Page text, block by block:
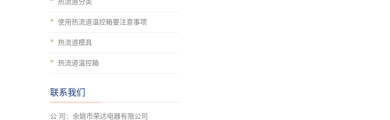
使用热流道温控箱要注意事项
热流道模具
热流道温控箱
联系我们
公 司：余姚市荣达电器有限公司